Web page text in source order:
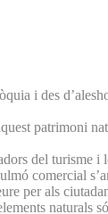
i des
patrimoni
del turisme
comercial
per als
naturals